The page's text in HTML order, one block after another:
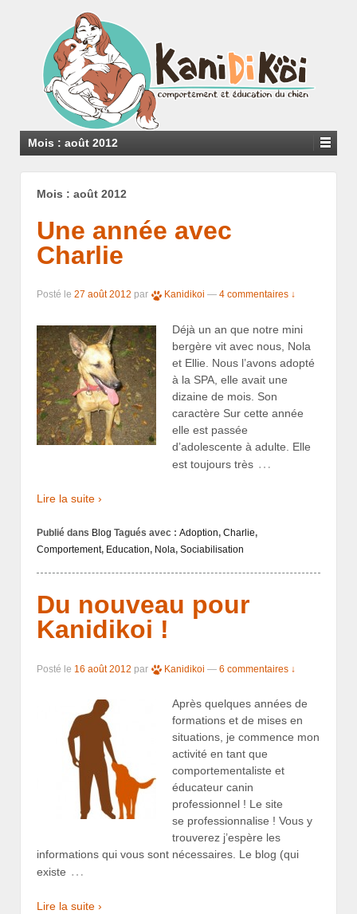
Mois : août 2012
Mois : août 2012
Une année avec
Charlie
Posté le 27 août 2012 par Kanidikoi — 4 commentaires ↓
Déjà un an que notre mini
bergère vit avec nous, Nola
et Ellie. Nous l’avons adopté
à la SPA, elle avait une
dizaine de mois. Son
caractère Sur cette année
elle est passée
d’adolescente à adulte. Elle
est toujours très …
Lire la suite ›
Publié dans Blog Tagués avec : Adoption, Charlie,
Comportement, Education, Nola, Sociabilisation
Du nouveau pour
Kanidikoi !
Posté le 16 août 2012 par Kanidikoi — 6 commentaires ↓
Après quelques années de
formations et de mises en
situations, je commence mon
activité en tant que
comportementaliste et
éducateur canin
professionnel ! Le site
se professionnalise ! Vous y
trouverez j’espère les
informations qui vous sont nécessaires. Le blog (qui
existe …
Lire la suite ›